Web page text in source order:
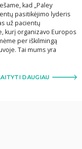
kad „Paley
pasitikėjimo lyderis
už pacientų
kurį organizavo Europos
per iškilmingą
Tai mums yra
DAUGIAU